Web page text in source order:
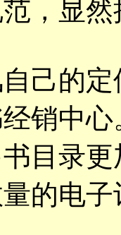
，显
的定
销中
目录
的电